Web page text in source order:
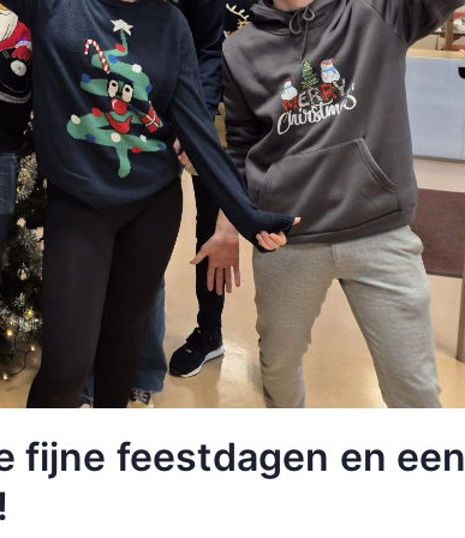
fijne feestdagen en een